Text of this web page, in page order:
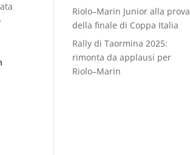
Riolo–Marin Junior alla prova
della finale di Coppa Italia
Rally di Taormina 2025:
rimonta da applausi per
Riolo–Marin